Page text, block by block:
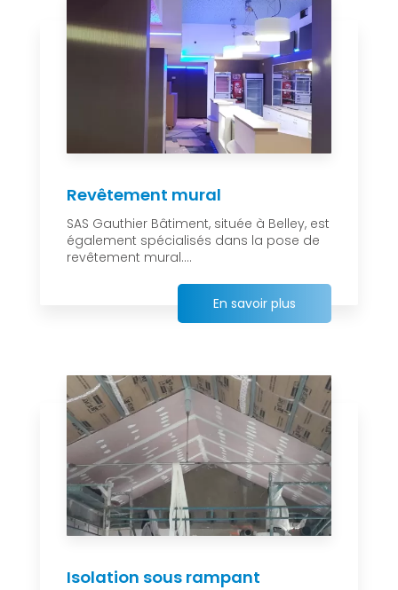
Revêtement mural
SAS Gauthier Bâtiment, située à Belley, est
également spécialisés dans la pose de
revêtement mural....
En savoir plus
Isolation sous rampant